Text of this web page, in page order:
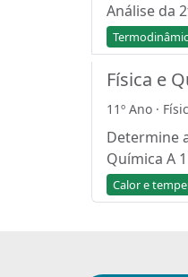
Análise da
Física e
11º Ano ·
Determine
Química A
Calor e